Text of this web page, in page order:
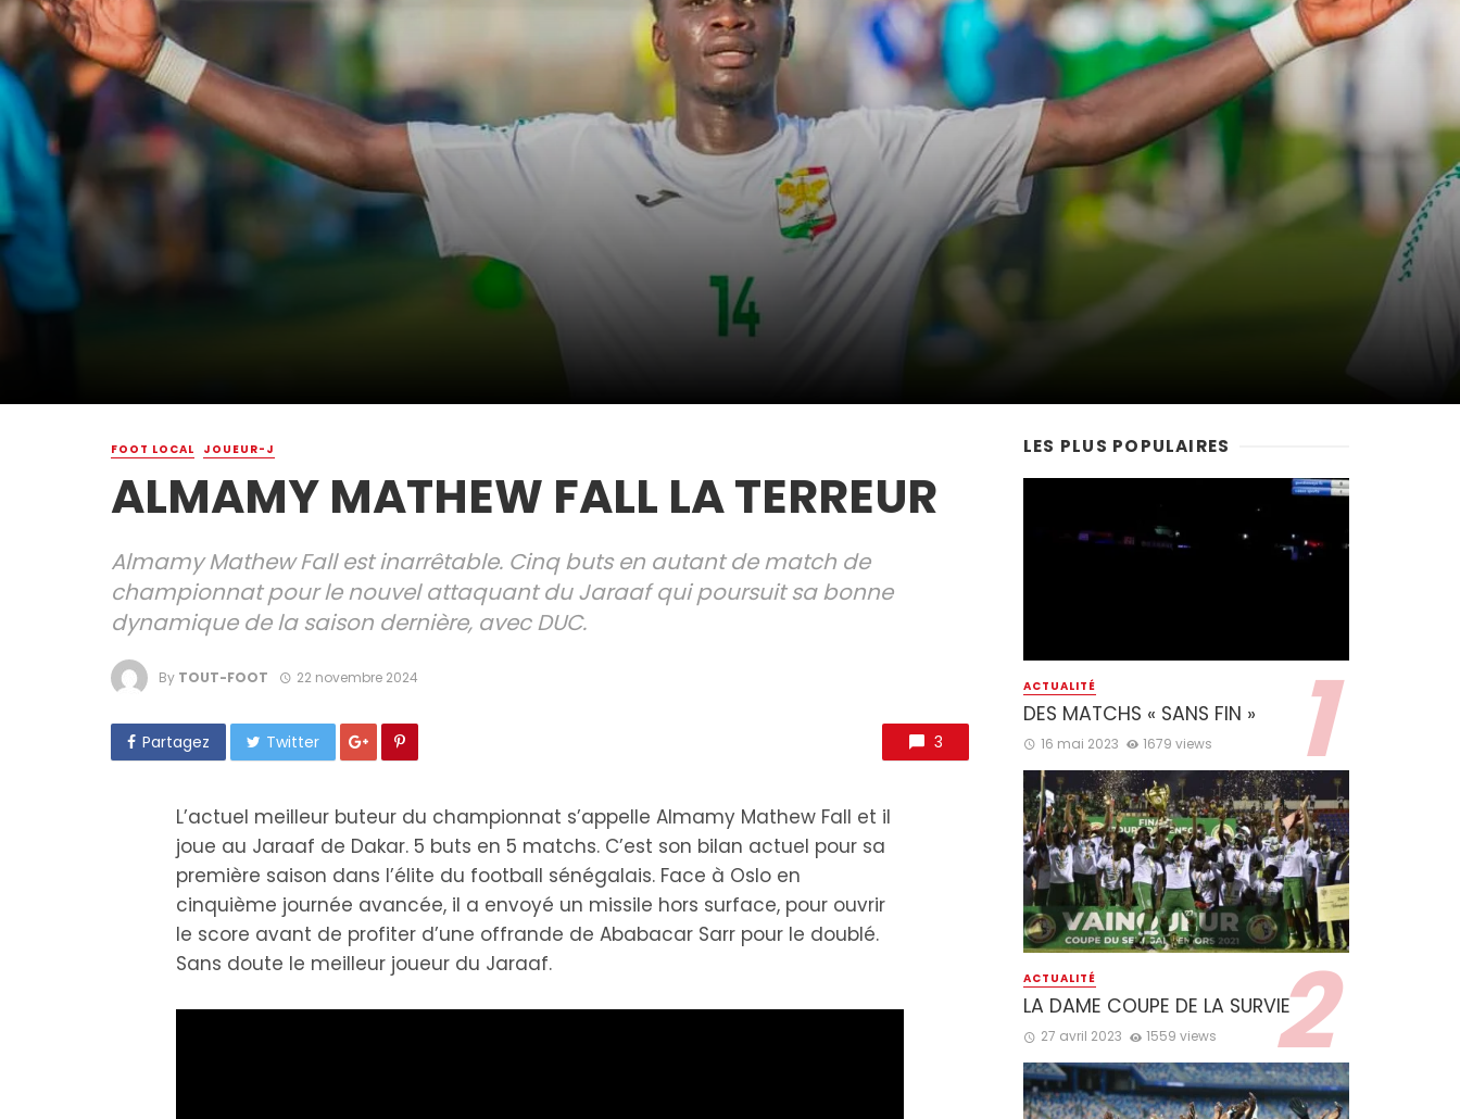
FOOT LOCAL JOUEUR-J
ALMAMY MATHEW FALL LA TERREUR
Almamy Mathew Fall est inarrêtable. Cinq buts en autant de match de
championnat pour le nouvel attaquant du Jaraaf qui poursuit sa bonne
dynamique de la saison dernière, avec DUC.
By TOUT-FOOT 22 novembre 2024
Partagez Twitter 3
L’actuel meilleur buteur du championnat s’appelle Almamy Mathew Fall et il
joue au Jaraaf de Dakar. 5 buts en 5 matchs. C’est son bilan actuel pour sa
première saison dans l’élite du football sénégalais. Face à Oslo en
cinquième journée avancée, il a envoyé un missile hors surface, pour ouvrir
le score avant de profiter d’une offrande de Ababacar Sarr pour le doublé.
Sans doute le meilleur joueur du Jaraaf.
LES PLUS POPULAIRES
ACTUALITÉ
DES MATCHS « SANS FIN »
16 mai 2023 1679 views
ACTUALITÉ
LA DAME COUPE DE LA SURVIE
27 avril 2023 1559 views